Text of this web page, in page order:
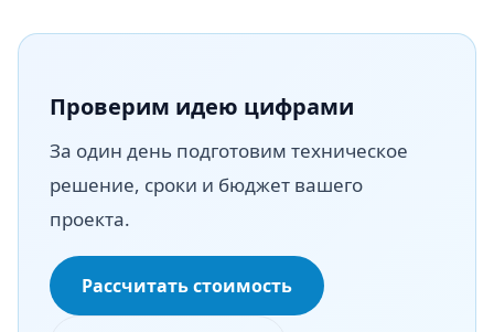
Проверим идею цифрами
За один день подготовим техническое
решение, сроки и бюджет вашего
проекта.
Рассчитать стоимость